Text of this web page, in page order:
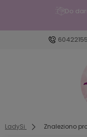
Do
LadySi Znaleziono